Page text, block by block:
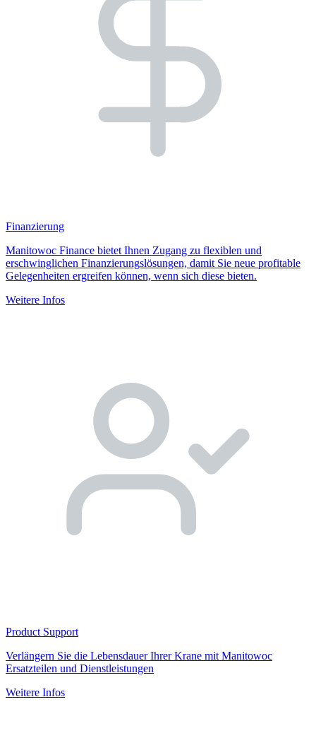
Finanzierung
Manitowoc Finance bietet Ihnen Zugang zu flexiblen und
erschwinglichen Finanzierungslösungen, damit Sie neue profitable
Gelegenheiten ergreifen können, wenn sich diese bieten.
Weitere Infos
Product Support
Verlängern Sie die Lebensdauer Ihrer Krane mit Manitowoc
Ersatzteilen und Dienstleistungen
Weitere Infos